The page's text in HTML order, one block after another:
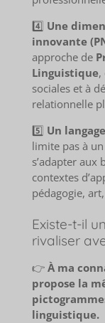
4️⃣ Une
innovante
approche de
Linguistique,
sociales et à
relationnelle
5️⃣ Un
limite pas à
s’adapter aux
contextes
pédagogie,
Existe-t-il
rivaliser
👉 À ma
propose la
linguistique.